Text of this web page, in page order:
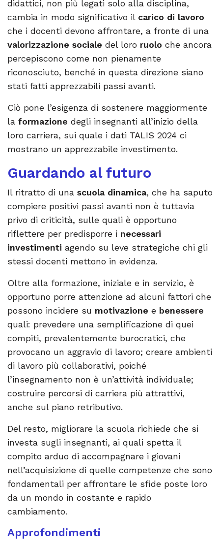
didattici, non più legati solo alla disciplina,
cambia in modo significativo il carico di lavoro
che i docenti devono affrontare, a fronte di una
valorizzazione sociale del loro ruolo che ancora
percepiscono come non pienamente
riconosciuto, benché in questa direzione siano
stati fatti apprezzabili passi avanti.
Ciò pone l’esigenza di sostenere maggiormente
la formazione degli insegnanti all’inizio della
loro carriera, sui quale i dati TALIS 2024 ci
mostrano un apprezzabile investimento.
Guardando al futuro
Il ritratto di una scuola dinamica, che ha saputo
compiere positivi passi avanti non è tuttavia
privo di criticità, sulle quali è opportuno
riflettere per predisporre i necessari
investimenti agendo su leve strategiche chi gli
stessi docenti mettono in evidenza.
Oltre alla formazione, iniziale e in servizio, è
opportuno porre attenzione ad alcuni fattori che
possono incidere su motivazione e benessere
quali: prevedere una semplificazione di quei
compiti, prevalentemente burocratici, che
provocano un aggravio di lavoro; creare ambienti
di lavoro più collaborativi, poiché
l’insegnamento non è un’attività individuale;
costruire percorsi di carriera più attrattivi,
anche sul piano retributivo.
Del resto, migliorare la scuola richiede che si
investa sugli insegnanti, ai quali spetta il
compito arduo di accompagnare i giovani
nell’acquisizione di quelle competenze che sono
fondamentali per affrontare le sfide poste loro
da un mondo in costante e rapido
cambiamento.
Approfondimenti